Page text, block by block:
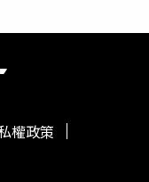
權政策